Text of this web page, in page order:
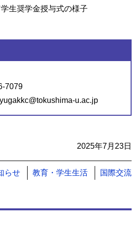
生奨学金授与式の様子
7079
u.ac.jp
2025年7月23日
らせ 教育・学生生活 国際交流